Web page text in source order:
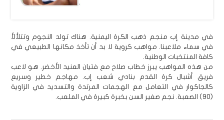
في مدينة إب منجم ذهب الكرة اليمنية. هناك تولد النجوم وتتلألأ
في سماء ملاعبنا. مواهب كروية لا بد أن تأخذ مكانها الطبيعي في
كافة المنتخبات الوطنية.
من هذه المواهب يبرز خطاب صلاح مع فتيان العنيد الأخضر. هو لاعب
فريق أشبال كرة القدم بنادي شعب إب. مهاجم خطير وسريع
كالجاكوار في التعامل مع الهجمات المرتدة والتسديد في الزاوية
(90) الصعبة. نجم صغير السن بخبرة كبيرة في الملعب.